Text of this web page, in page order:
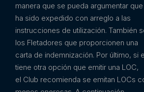
manera que se pueda argumentar
ha sido expedido con arreglo a las
instrucciones de utilización. También
los Fletadores que proporcionen una
carta de indemnización. Por último, si
tiene otra opción que emitir una LOC,
el Club recomienda se emitan LOCs